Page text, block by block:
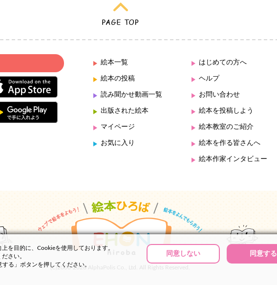
絵本一覧
絵本の投稿
読み聞かせ動画一覧
出版された絵本
マイページ
お気に入り
はじめての方へ
ヘルプ
お問い合わせ
絵本を投稿しよう
絵本教室のご紹介
絵本を作る皆さんへ
絵本作家インタビュー
(C)2000-2026 AlphaPolis Co., Ltd. All Rights Reserved.
を目的に、Cookieを使用しております。
さい。
る」ボタンを押してください。
同意しない 同意する